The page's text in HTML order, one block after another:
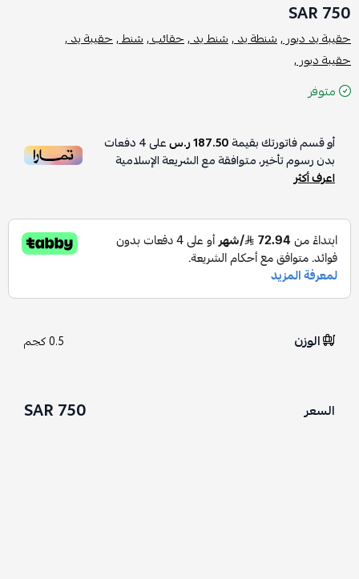
750 SAR
حقيبة يد ديور ,شنطة يد ,شنط يد ,حقائب ,شنط ,حقيبة يد ,
حقيبة ديور ,
متوفر
أو قسم فاتورتك بقيمة187.50 ر.س على4دفعات
بدون رسوم تأخير، متوافقة مع الشريعة الإسلامية
اعرف أكثر
الوزن 0.5 كجم
السعر 750 SAR